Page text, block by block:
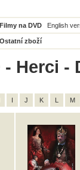
Filmy na DVD English
Ostatní zboží
- Herci -
I J K L M